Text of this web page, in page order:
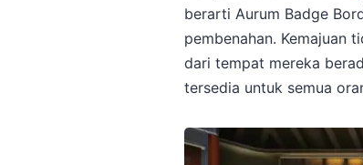
berarti Aurum Badge
pembenahan. Kemajuan
dari tempat mereka
tersedia untuk semua